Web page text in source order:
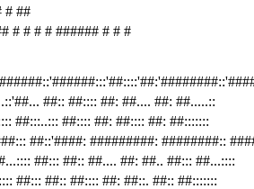
# ##
# # # # ###### # # #
##:: ##:::: ##: ##.... ##: ##.....::
##:::..::: ##:::: ##: ##:::: ##: ##:::::::
##::'####: #########: ########::
##::: ##:: ##.... ##: ##.. ##::: ##...::::
##::: ##:: ##:::: ##: ##::. ##:: ##:::::::